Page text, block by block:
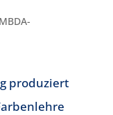
produziert